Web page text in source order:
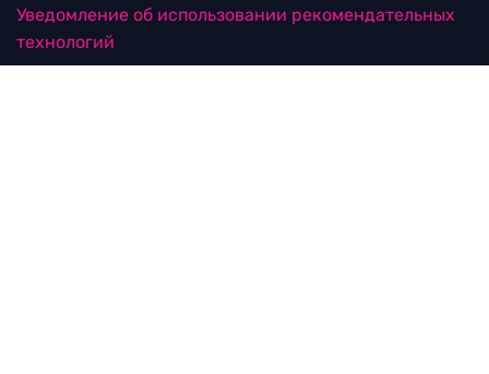
Уведомление об использовании рекомендательных
технологий